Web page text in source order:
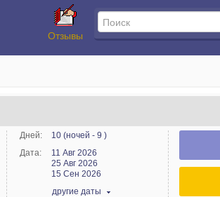
Отзывы
Дней:
10 (ночей - 9 )
Дата:
11 Авг 2026
25 Авг 2026
15 Сен 2026
другие даты